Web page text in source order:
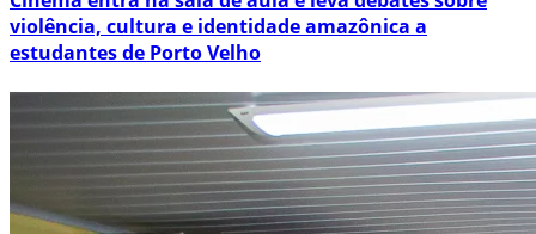
violência, cultura e identidade amazônica a
estudantes de Porto Velho